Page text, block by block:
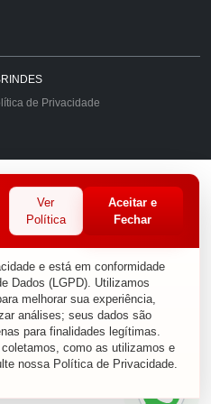
térmicas tendem a ter
funcionais
acompanham o usuário
brindes mais valorizados
de Privacidade
Ver
Política
Aceitar e
Fechar
e está em conformidade
Dados (LGPD). Utilizamos
melhorar sua experiência,
análises; seus dados são
para finalidades legítimas.
como as utilizamos e
nossa Política de Privacidade.